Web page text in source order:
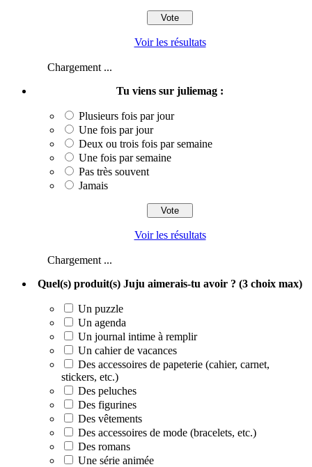
Voir les résultats
Chargement ...
Tu viens sur juliemag :
Plusieurs fois par jour
Une fois par jour
Deux ou trois fois par semaine
Une fois par semaine
Pas très souvent
Jamais
Voir les résultats
Chargement ...
Quel(s) produit(s) Juju aimerais-tu avoir ? (3 choix max)
Un puzzle
Un agenda
Un journal intime à remplir
Un cahier de vacances
Des accessoires de papeterie (cahier, carnet,
stickers, etc.)
Des peluches
Des figurines
Des vêtements
Des accessoires de mode (bracelets, etc.)
Des romans
Une série animée